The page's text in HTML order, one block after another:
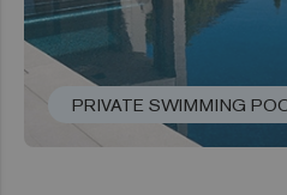
PRIVATE SWIMMING